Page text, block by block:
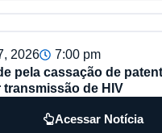
2026
7:00 pm
pela cassação de
transmissão de HIV
Acessar Notícia